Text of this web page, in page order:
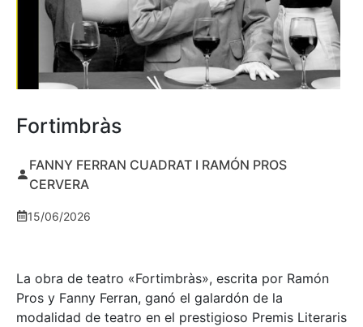
Fortimbràs
FANNY FERRAN CUADRAT I RAMÓN PROS
CERVERA
15/06/2026
La obra de teatro «Fortimbràs», escrita por Ramón
Pros y Fanny Ferran, ganó el galardón de la
modalidad de teatro en el prestigioso Premis Literaris